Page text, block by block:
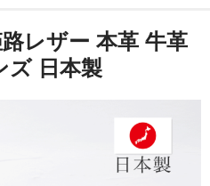
レザー 本革 牛革
ズ 日本製